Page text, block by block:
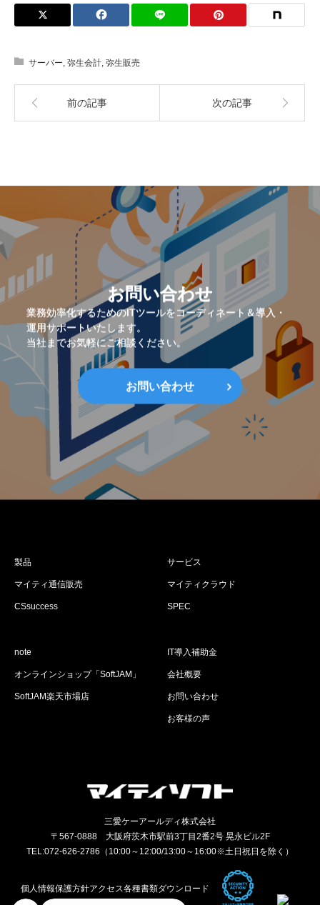
サーバー, 弥生会計, 弥生販売
前の記事 次の記事
お問い合わせ
業務効率化するためのITツールをコーディネート＆導入・
運用サポートいたします。
当社までお気軽にご相談ください。
お問い合わせ
製品
マイティ通信販売
CSsuccess
サービス
マイティクラウド
SPEC
note
オンラインショップ「SoftJAM」
SoftJAM楽天市場店
IT導入補助金
会社概要
お問い合わせ
お客様の声
三愛ケーアールディ株式会社
〒567-0888 大阪府茨木市駅前3丁目2番2号 晃永ビル2F
TEL:072-626-2786（10:00～12:00/13:00～16:00※土日祝日を除く）
個人情報保護方針アクセス各種書類ダウンロード